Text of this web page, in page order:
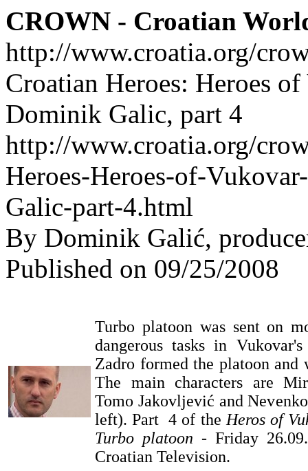
CROWN - Croatian
http://www.croatia.org/
Croatian Heroes: Heroes
Dominik Galic, part 4
http://www.croatia.org/
Heroes-Heroes-of-
Galic-part-4.html
By Dominik Galić,
Published on 09/25/2008
Turbo platoon was sent on
dangerous tasks in
Zadro formed the platoon and
The main characters are
Tomo Jakovljević and
left).Part 4 of the Heros of
Turbo platoon - Friday
Croatian Television.